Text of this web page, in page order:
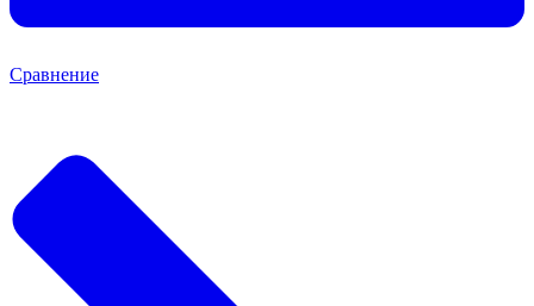
Сравнение